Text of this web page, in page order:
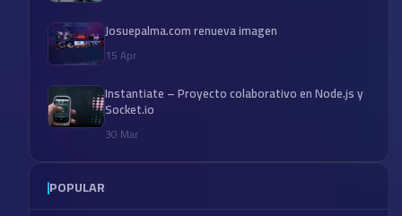
Josuepalma.com renueva imagen
15 Apr
Instantiate – Proyecto colaborativo en Node.js y
Socket.io
30 Mar
POPULAR